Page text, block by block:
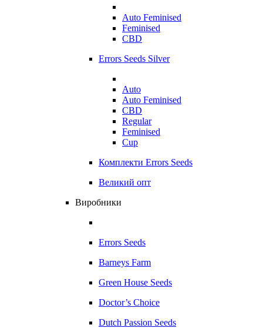
Auto Feminised
Feminised
CBD
Errors Seeds Silver
Auto
Auto Feminised
CBD
Regular
Feminised
Cup
Комплекти Errors Seeds
Великий опт
Виробники
Errors Seeds
Barneys Farm
Green House Seeds
Doctor’s Choice
Dutch Passion Seeds